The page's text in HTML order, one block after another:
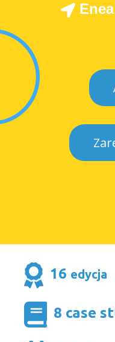
16 edycja
8 case